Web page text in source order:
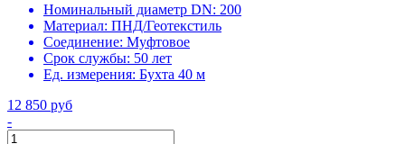
Номинальный диаметр DN: 200
Материал: ПНД/Геотекстиль
Соединение: Муфтовое
Срок службы: 50 лет
Ед. измерения: Бухта 40 м
12 850 руб
-